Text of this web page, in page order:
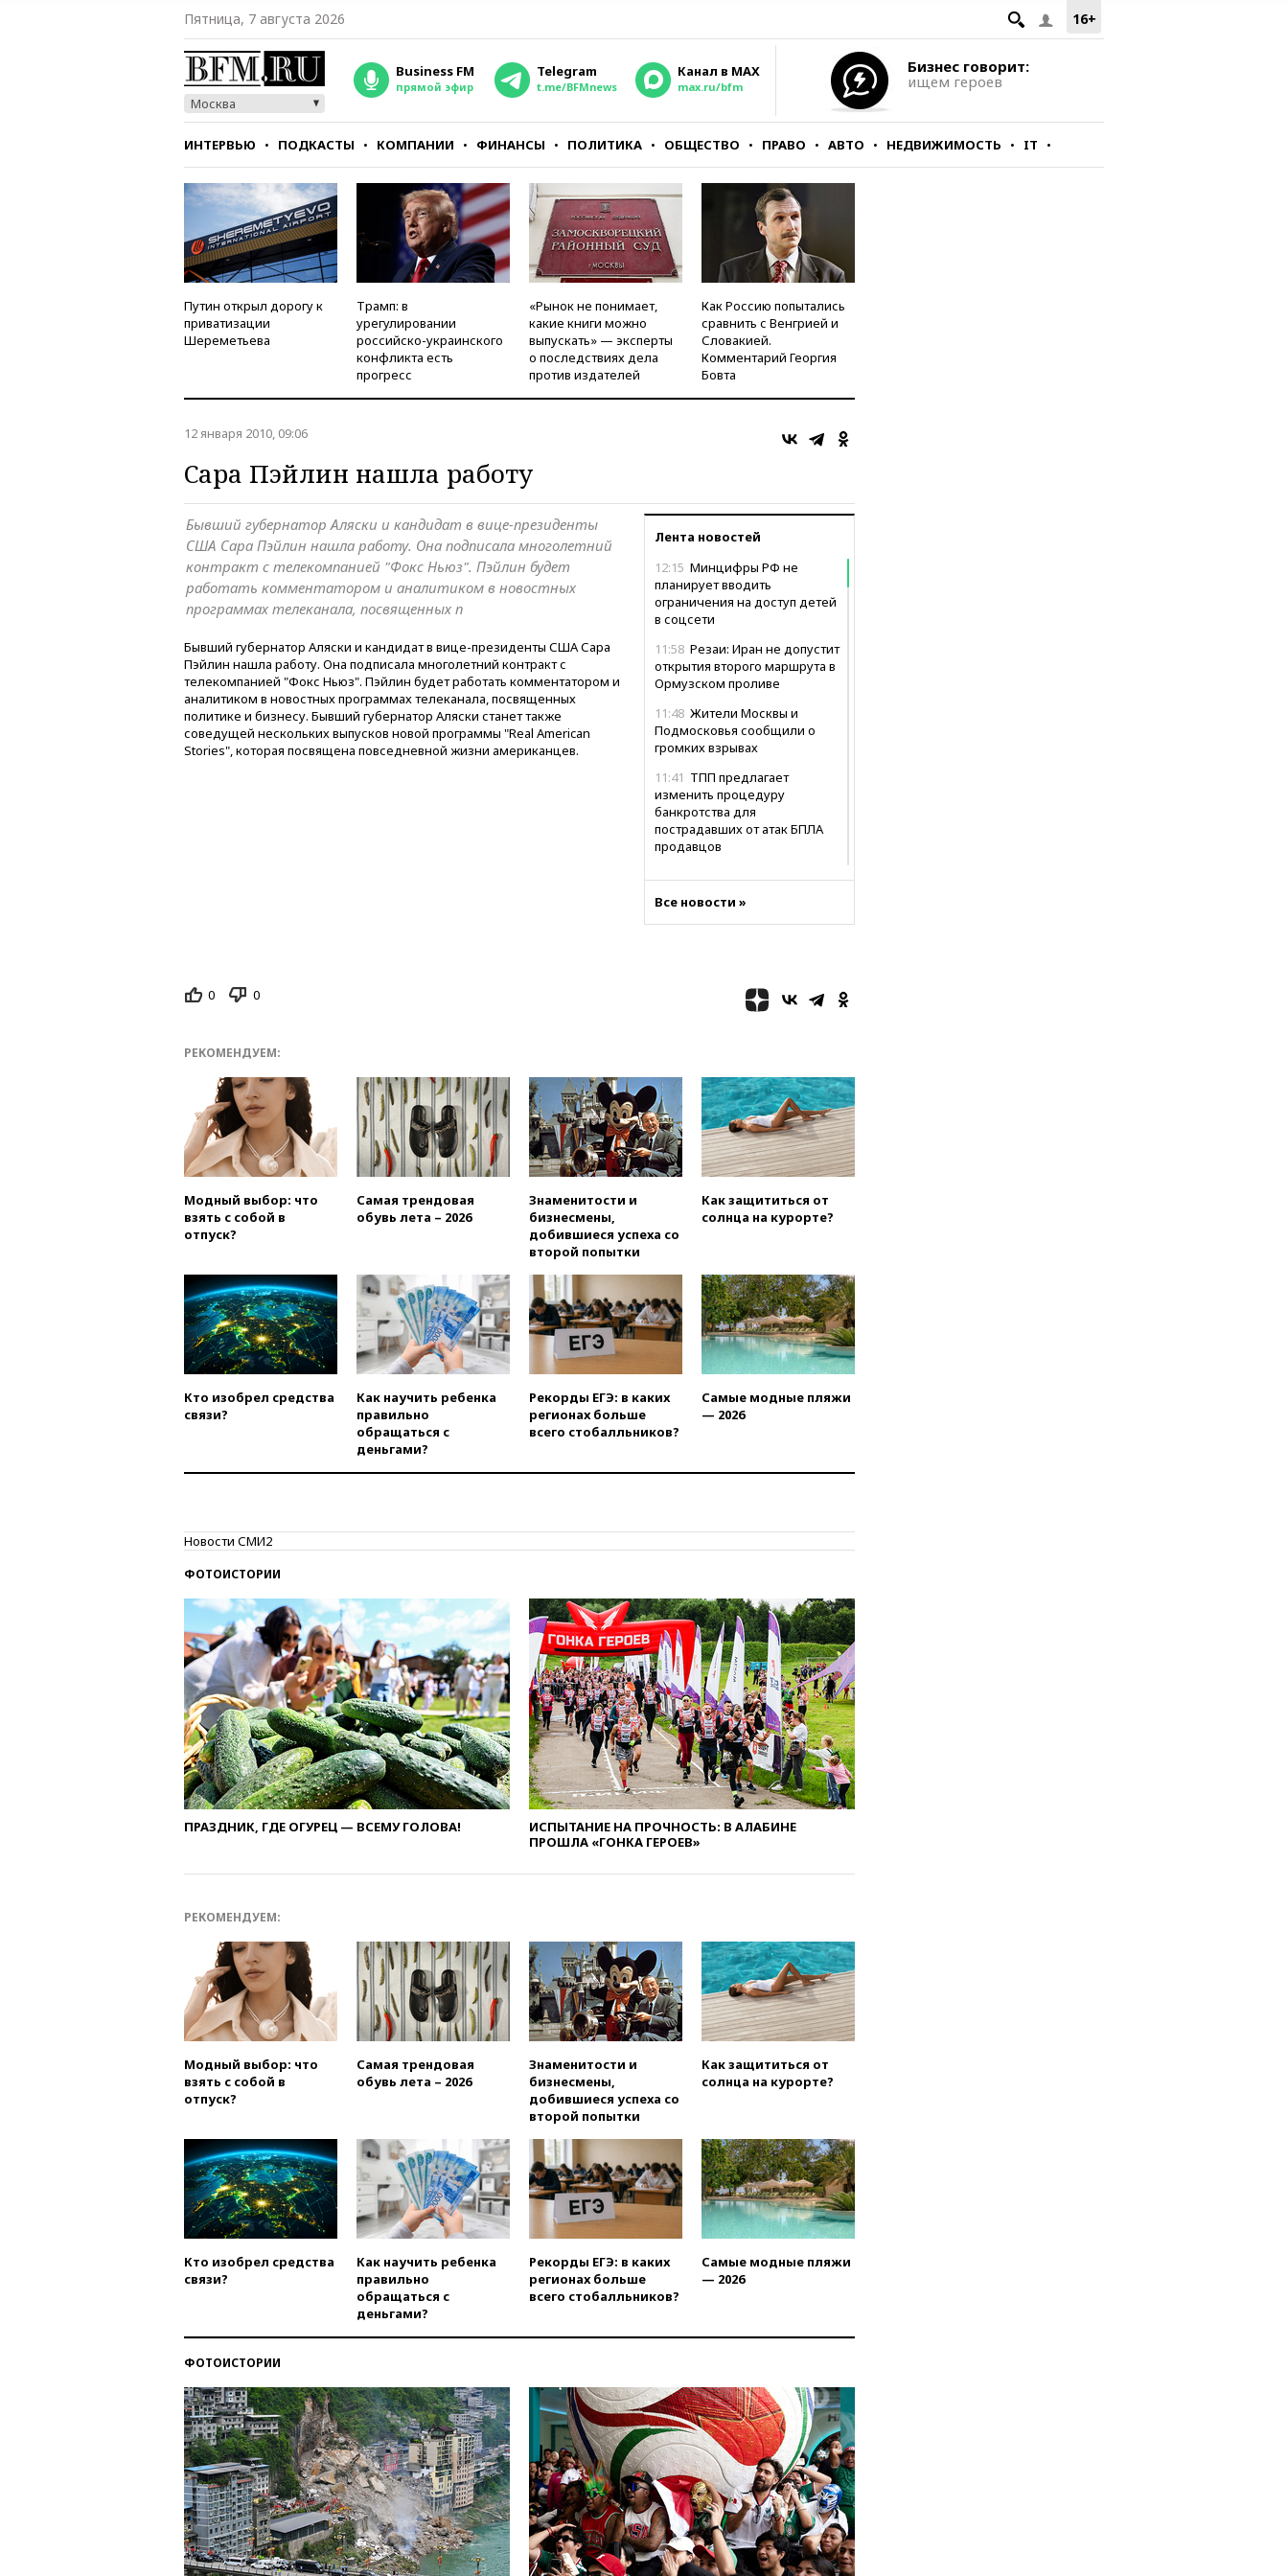
16+
Пятница, 7 августа 2026
Москва
Business FM
прямой эфир
Telegram
t.me/BFMnews
Канал в MAX
max.ru/bfm
Бизнес говорит:
ищем героев
ИНТЕРВЬЮ ПОДКАСТЫ КОМПАНИИ ФИНАНСЫ ПОЛИТИКА ОБЩЕСТВО ПРАВО АВТО НЕДВИЖИМОСТЬ IT
СТИЛЬ ТЕСТЫ
Путин открыл дорогу к
приватизации
Шереметьева
Трамп: в
урегулировании
российско-украинского
конфликта есть
прогресс
«Рынок не понимает,
какие книги можно
выпускать» — эксперты
о последствиях дела
против издателей
Как Россию попытались
сравнить с Венгрией и
Словакией.
Комментарий Георгия
Бовта
12 января 2010, 09:06
Сара Пэйлин нашла работу
Лента новостей
12:15 Минцифры РФ не
планирует вводить
ограничения на доступ детей
в соцсети
11:58 Резаи: Иран не допустит
открытия второго маршрута в
Ормузском проливе
11:48 Жители Москвы и
Подмосковья сообщили о
громких взрывах
11:41 ТПП предлагает
изменить процедуру
банкротства для
пострадавших от атак БПЛА
продавцов
11:38Шадаев исключил
«Госуслугах»
Россия рассчитывает
11:04
«Ведомости»: на партию
«Яблоко» ополчились
конкуренты
10:59
Торговые центры и кафе
в России могут обязать
бесплатно
10:41
10:41
Пашинян: Армения
понимает невозможность
одновременного членства в
ЕС и ЕАЭС
10:21
ФСБ задержала более
20 сотрудников пунктов
обмена криптовалюты в
«Москве-Сити»
тратить средства дорожных
09:49WSJ: Трамп «сходит с
ума» из-за сообщений в СМИ
об истощении боеприпасов у
США
09:36Исландия и Черногория
в 2028 году могут войти в
состав Евросоюза
09:18Пашинян сообщил о
приверженности Армении
основополагающим
принципам ЕАЭС
09:06Гендиректора
находится при смерти
08:22
В Екатеринбурге
атакован склад Wildberries
07:52
В Таиланде ученик
устроил стрельбу в школе:
есть жертвы
Лесной пожар в 30
километрах от Ванкувера
Суд обязал Meta
выплатить $567 млн по делу о
вреде психическому
здоровью детей
Трамп подписал указ
в США
04:00
отравившегося в детсаду
рассорить Россию и Казахстан
обречены на провал
02:00Ни один водоем Англии
не соответствует нормам
химической безопасности
01:00 Трамп: США сами
нуждаются в дальнобойных
ракетах и системах Patriot
00:01 Трамп заявил о
Все новости »
Бывший губернатор Аляски и кандидат в вице-президенты
США Сара Пэйлин нашла работу. Она подписала многолетний
контракт с телекомпанией "Фокс Ньюз". Пэйлин будет
работать комментатором и аналитиком в новостных
программах телеканала, посвященных п
Бывший губернатор Аляски и кандидат в вице-президенты США Сара
Пэйлин нашла работу. Она подписала многолетний контракт с
телекомпанией "Фокс Ньюз". Пэйлин будет работать комментатором и
аналитиком в новостных программах телеканала, посвященных
политике и бизнесу. Бывший губернатор Аляски станет также
соведущей нескольких выпусков новой программы "Real American
Stories", которая посвящена повседневной жизни американцев.
0 0
РЕКОМЕНДУЕМ:
Модный выбор: что
взять с собой в
отпуск?
Самая трендовая
обувь лета – 2026
Знаменитости и
бизнесмены,
добившиеся успеха со
второй попытки
Как защититься от
солнца на курорте?
Кто изобрел средства
связи?
Как научить ребенка
правильно
обращаться с
деньгами?
Рекорды ЕГЭ: в каких
регионах больше
всего стобалльников?
Самые модные пляжи
— 2026
Новости СМИ2
ФОТОИСТОРИИ
ПРАЗДНИК, ГДЕ ОГУРЕЦ — ВСЕМУ ГОЛОВА!
ИСПЫТАНИЕ НА ПРОЧНОСТЬ: В АЛАБИНЕ
ПРОШЛА «ГОНКА ГЕРОЕВ»
РЕКОМЕНДУЕМ:
Модный выбор: что
взять с собой в
отпуск?
Самая трендовая
обувь лета – 2026
Знаменитости и
бизнесмены,
добившиеся успеха со
второй попытки
Как защититься от
солнца на курорте?
Кто изобрел средства
связи?
Как научить ребенка
правильно
обращаться с
деньгами?
Рекорды ЕГЭ: в каких
регионах больше
всего стобалльников?
Самые модные пляжи
— 2026
ФОТОИСТОРИИ